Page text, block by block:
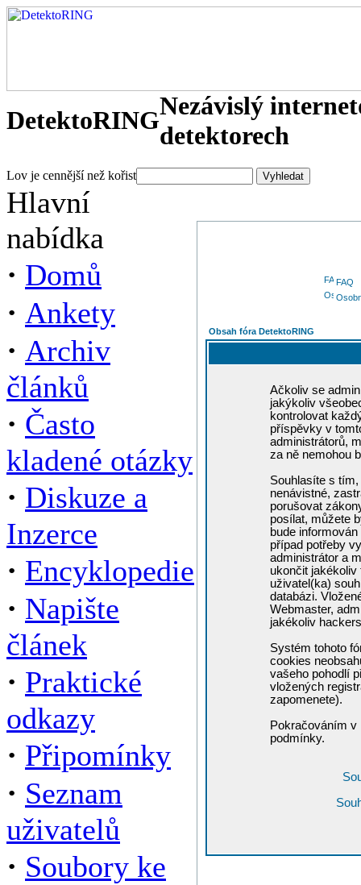
DetektoRINGNezávislý
detektorech
Lov je cennější než kořist
Hlavní
nabídka
· Domů
· Ankety
· Archiv
článků
· Často
kladené otázky
· Diskuze a
Inzerce
· Encyklopedie
· Napište
článek
· Praktické
odkazy
· Připomínky
· Seznam
uživatelů
· Soubory ke
FAQ
Obsah fóra DetektoRING
Ačkoliv se
jakýkoliv
kontrolovat
příspěvky v
administrátorů,
za ně nemohou
Souhlasíte s
nenávistné,
porušovat
posílat, můžete
bude
případ potřeby
administrátor a
ukončit
uživatel(ka)
databázi.
Webmaster,
jakékoliv
Systém tohoto
cookies
vašeho pohodlí
vložených
zapomenete).
Pokračováním v
podmínky.